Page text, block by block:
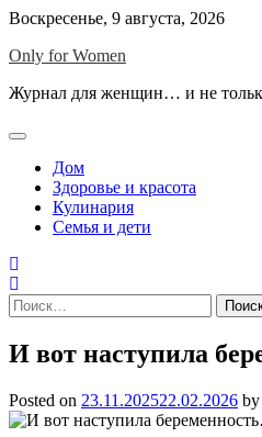
Skip
content
Воскресенье, 9 августа, 2026
Only for Women
Журнал для женщин… и не
Дом
Здоровье и красота
Кулинария
Семья и дети
Найти:
И вот наступила
Posted on 23.11.202522.02.2026 by